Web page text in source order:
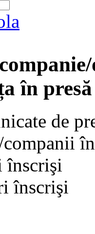
în
de
înscrişi
înscrişi